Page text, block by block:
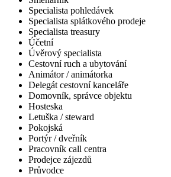
Specialista pohledávek
Specialista splátkového prodeje
Specialista treasury
Účetní
Úvěrový specialista
Cestovní ruch a ubytování
Animátor / animátorka
Delegát cestovní kanceláře
Domovník, správce objektu
Hosteska
Letuška / steward
Pokojská
Portýr / dveřník
Pracovník call centra
Prodejce zájezdů
Průvodce